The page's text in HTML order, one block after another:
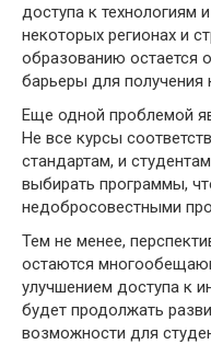
доступа к технологиям
некоторых регионах и
образованию остается
барьеры для получения
Еще одной проблемой
Не все курсы
стандартам, и
выбирать программы,
недобросовестными
Тем не менее,
остаются
улучшением доступа к
будет продолжать
возможности для